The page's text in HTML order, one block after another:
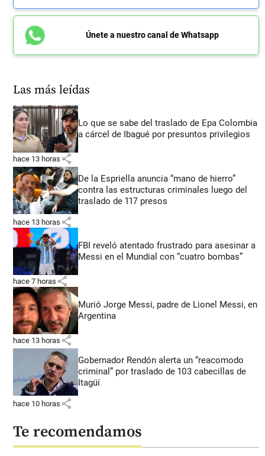
Únete a nuestro canal de Whatsapp
Las más leídas
Lo que se sabe del traslado de Epa Colombia
a cárcel de Ibagué por presuntos privilegios
hace 13 horas share
De la Espriella anuncia “mano de hierro”
contra las estructuras criminales luego del
traslado de 117 presos
hace 13 horas share
FBI reveló atentado frustrado para asesinar a
Messi en el Mundial con “cuatro bombas”
hace 7 horas share
Murió Jorge Messi, padre de Lionel Messi, en
Argentina
hace 13 horas share
Gobernador Rendón alerta un “reacomodo
criminal” por traslado de 103 cabecillas de
Itagüí
hace 10 horas share
Te recomendamos